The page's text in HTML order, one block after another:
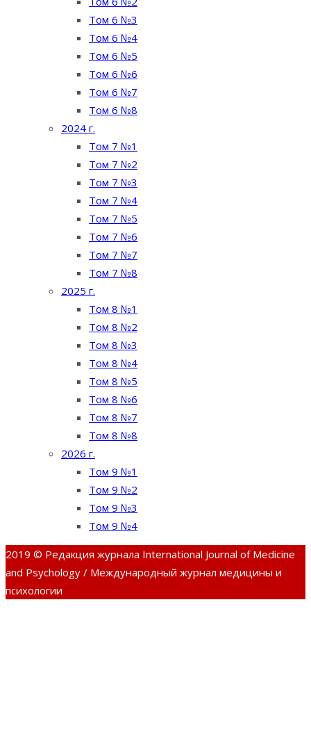
Том 6 №3
Том 6 №4
Том 6 №5
Том 6 №6
Том 6 №7
Том 6 №8
2024 г.
Том 7 №1
Том 7 №2
Том 7 №3
Том 7 №4
Том 7 №5
Том 7 №6
Том 7 №7
Том 7 №8
2025 г.
Том 8 №1
Том 8 №2
Том 8 №3
Том 8 №4
Том 8 №5
Том 8 №6
Том 8 №7
Том 8 №8
2026 г.
Том 9 №1
Том 9 №2
Том 9 №3
Том 9 №4
2019 © Редакция журнала International Journal of Medicine
and Psychology / Международный журнал медицины и
психологии